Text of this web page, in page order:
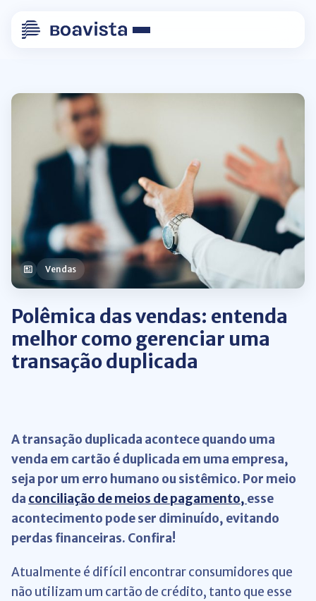
Vendas
Polêmica das vendas: entenda
melhor como gerenciar uma
transação duplicada
A transação duplicada acontece quando uma
venda em cartão é duplicada em uma empresa,
seja por um erro humano ou sistêmico. Por meio
da conciliação de meios de pagamento, esse
acontecimento pode ser diminuído, evitando
perdas financeiras. Confira!
Atualmente é difícil encontrar consumidores que
não utilizam um cartão de crédito, tanto que esse